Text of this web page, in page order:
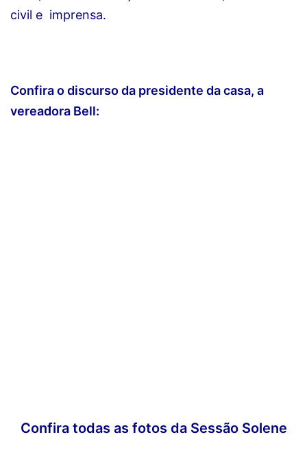
civil e imprensa.
Confira o discurso da presidente da casa, a
vereadora Bell:
Confira todas as fotos da Sessão Solene